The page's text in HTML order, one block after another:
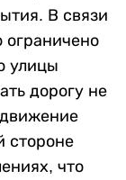
В связи
ограничено
улицы
дорогу не
стороне
что